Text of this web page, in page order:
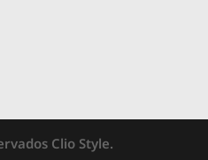
Clio Style.